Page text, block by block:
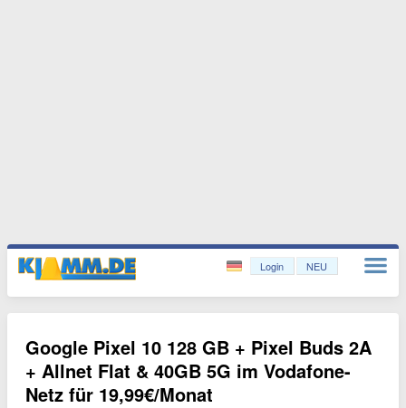
Login NEU
Google Pixel 10 128 GB + Pixel Buds 2A
+ Allnet Flat & 40GB 5G im Vodafone-
Netz für 19,99€/Monat